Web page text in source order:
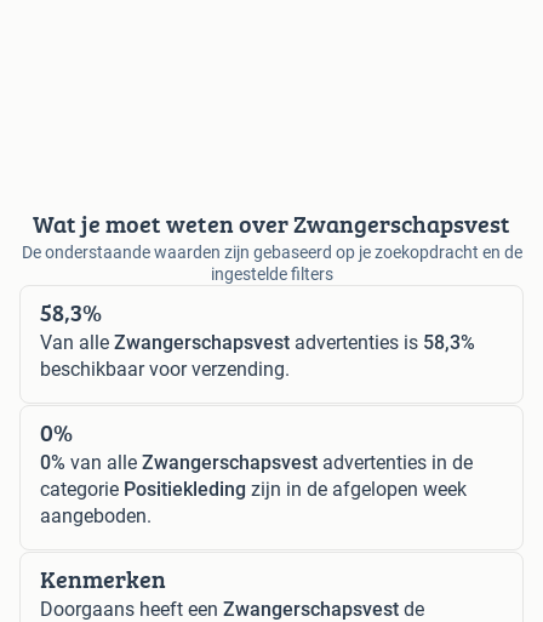
Wat je moet weten over Zwangerschapsvest
De onderstaande waarden zijn gebaseerd op je zoekopdracht en de
ingestelde filters
58,3%
Van alle Zwangerschapsvest advertenties is 58,3%
beschikbaar voor verzending.
0%
0% van alle Zwangerschapsvest advertenties in de
categorie Positiekleding zijn in de afgelopen week
aangeboden.
Kenmerken
Doorgaans heeft een Zwangerschapsvest de